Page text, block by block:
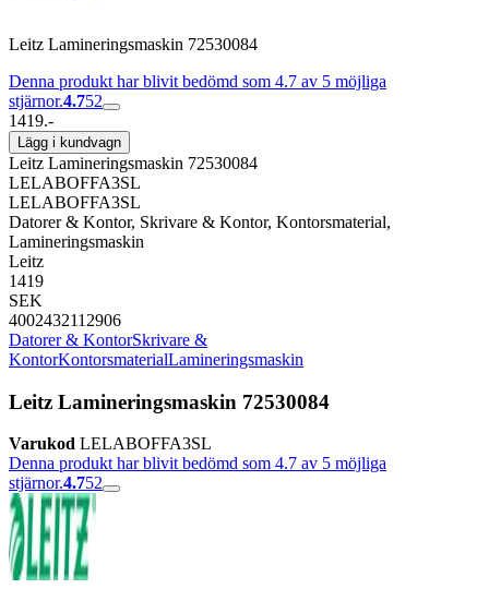
Leitz Lamineringsmaskin 72530084
Denna produkt har blivit bedömd som 4.7 av 5 möjliga
stjärnor.4.752
1419.-
Lägg i kundvagn
Leitz Lamineringsmaskin 72530084
LELABOFFA3SL
LELABOFFA3SL
Datorer & Kontor, Skrivare & Kontor, Kontorsmaterial,
Lamineringsmaskin
Leitz
1419
SEK
4002432112906
Datorer & KontorSkrivare &
KontorKontorsmaterialLamineringsmaskin
Leitz Lamineringsmaskin 72530084
Varukod LELABOFFA3SL
Denna produkt har blivit bedömd som 4.7 av 5 möjliga
stjärnor.4.752